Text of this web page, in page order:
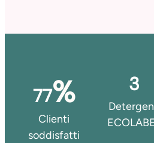
87%
Clienti
soddisfatti
3